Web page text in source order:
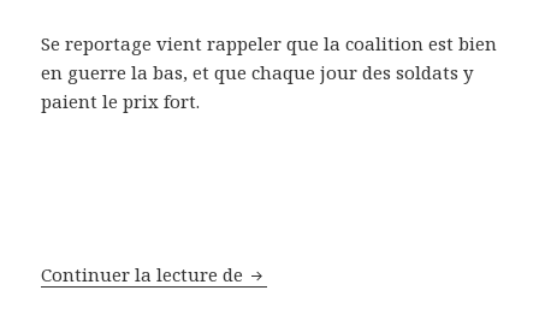
Se reportage vient rappeler que la coalition est bien
en guerre la bas, et que chaque jour des soldats y
paient le prix fort.
Continuer la lecture de Reportage de l’extreme :